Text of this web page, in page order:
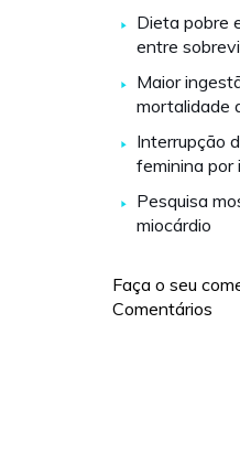
Dieta pobre
entre
Maior
mortalidade
Interrupção
feminina por
Pesquisa
miocárdio
Faça o seu
Comentários